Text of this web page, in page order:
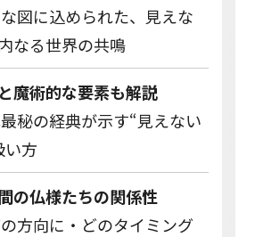
図に込められた、見えな
なる世界の共鳴
魔術的な要素も解説
秘の経典が示す“見えない
い方
の仏様たちの関係性
方向に・どのタイミング